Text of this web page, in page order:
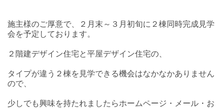
施主様のご厚意で、２月末～３月初旬に２棟同時完成見学
会を予定しております。
２階建デザイン住宅と平屋デザイン住宅の、
タイプが違う２棟を見学できる機会はなかなかありません
ので、
少しでも興味を持たれましたらホームページ・メール・お